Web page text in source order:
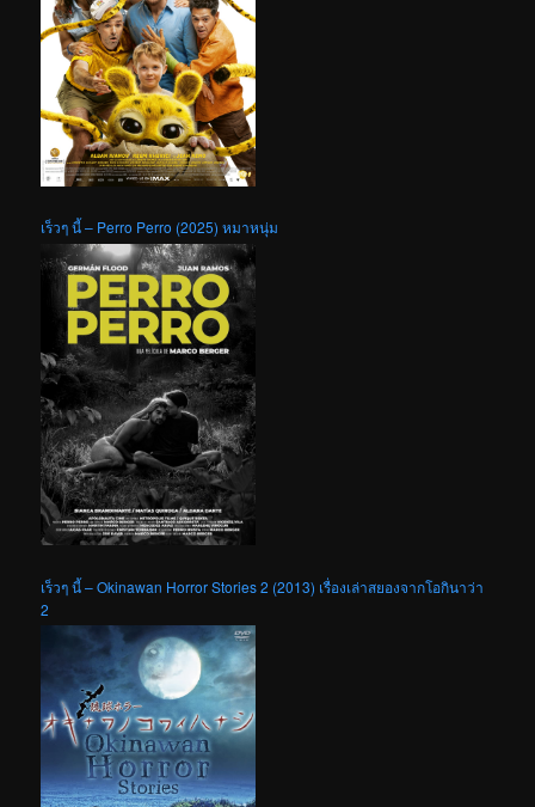
เร็วๆ นี้ – Perro Perro (2025) หมาหนุ่ม
เร็วๆ นี้ – Okinawan Horror Stories 2 (2013) เรื่องเล่าสยองจากโอกินาว่า
2